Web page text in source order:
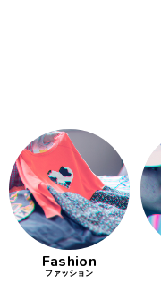
バファ
ズのキ
ャップ
頓堀
Fashion
ファッション